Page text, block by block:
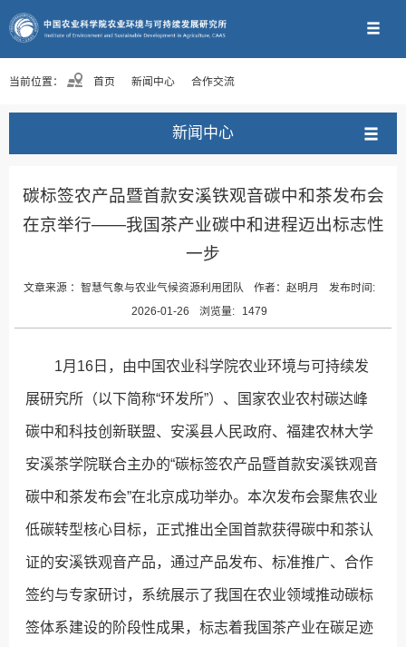
当前位置： 首页 新闻中心 合作交流
新闻中心
碳标签农产品暨首款安溪铁观音碳中和茶发布会
在京举行——我国茶产业碳中和进程迈出标志性
一步
文章来源 ： 智慧气象与农业气候资源利用团队 作者： 赵明月
发布时间:
2026-01-26
浏览量: 1479
1月16日，由中国农业科学院农业环境与可持续发
展研究所（以下简称“环发所”）、国家农业农村碳达峰
碳中和科技创新联盟、安溪县人民政府、福建农林大学
安溪茶学院联合主办的“碳标签农产品暨首款安溪铁观音
碳中和茶发布会”在北京成功举办。本次发布会聚焦农业
低碳转型核心目标，正式推出全国首款获得碳中和茶认
证的安溪铁观音产品，通过产品发布、标准推广、合作
签约与专家研讨，系统展示了我国在农业领域推动碳标
签体系建设的阶段性成果，标志着我国茶产业在碳足迹